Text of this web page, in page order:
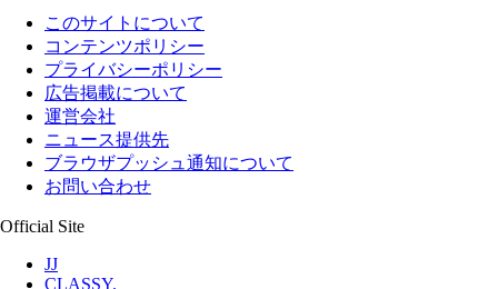
このサイトについて
コンテンツポリシー
プライバシーポリシー
広告掲載について
運営会社
ニュース提供先
ブラウザプッシュ通知について
お問い合わせ
Official Site
JJ
CLASSY.